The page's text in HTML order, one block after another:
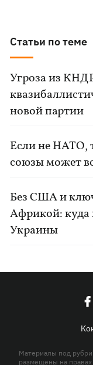
Статьи по теме
Угроза из
новой партии
Если не НАТО,
союзы может
Без США и
Африкой: куда
Украины
Материалы под
размещены на